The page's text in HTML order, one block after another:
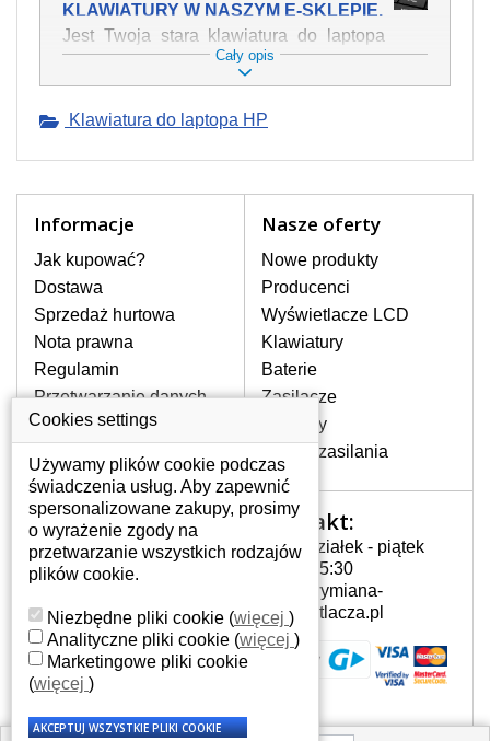
KLAWIATURY W NASZYM E-SKLEPIE.
Jest Twoja stara klawiatura do laptopa
HP Pavilion dv6-2133se mechanicznie
uszkodzona, polałeś ją płynem, który
swojej pozycji? Kup nową klawiaturę,
Oferujemy oryginalne klawiatury w
stronie internetowej ją znajdziesz za
pomocy wyszukiwarki. Wystarczy znać
model laptopa. Przy każdej klawiaturze
nie może brakować szczególowe zdjęcie
do aktualnego stanu naszego magazynu.
W JAKI SPOSÓB MOŻE SIĘ
PRZEJAWIAĆ USTERKA
Częstymi objawami są pomijanie liter
czy wyświetlanie innych liter oraz
dublowanie tych samych znaków. W
przypadku podlicia klawisze nie
powrócą do pierwotnej pozycji. Albo
też uszkodzenie mechaniczne, np.
JAK TO DZIAŁA?
Klawiatura składa się z kilku
warstw folii, z których przewodzą
przewodzące warstwy.
Cały opis
Klawiatura do laptopa HP
Informacje
Jak kupować?
Dostawa
Sprzedaż hurtowa
Nota prawna
Regulamin
Przetwarzanie danych
osobowych
Gdzie nas znajdziesz
Nasze oferty
Nowe produkty
Producenci
Wyświetlacze LCD
Klawiatury
Baterie
Zasilacze
Zawiasy
Złącza zasilania
Twoje konto
Twoje konto
Dane osobowe
Adresy
Historia zamówień
Kontakt:
Poniedziałek - piątek
7:00 - 15:30
info@wymiana-
wyswietlacza.pl
Cookies settings
Używamy plików cookie podczas
świadczenia usług. Aby zapewnić
spersonalizowane zakupy, prosimy
o wyrażenie zgody na
przetwarzanie wszystkich rodzajów
plików cookie.
Niezbędne pliki cookie (więcej )
Analityczne pliki cookie (więcej )
Marketingowe pliki cookie
(więcej )